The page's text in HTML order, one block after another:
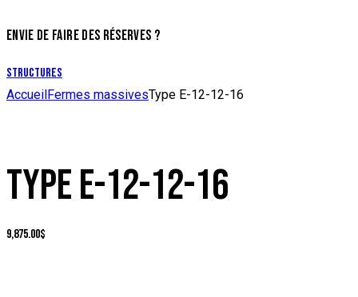
ENVIE DE FAIRE DES RÉSERVES ?
Structures
AccueilFermes massivesType E-12-12-16
TYPE E-12-12-16
9,875.00$